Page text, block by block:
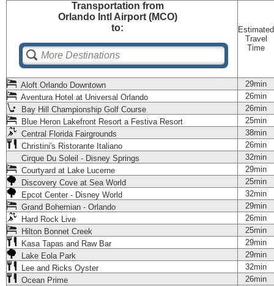
Transportation from
Orlando Intl Airport (MCO)
to:
Estimated
Travel
Time
Aloft Orlando Downtown
29min
Aventura Hotel at Universal Orlando
26min
Bay Hill Championship Golf Course
26min
Blue Heron Lakefront Resort a Festiva Resort
25min
Central Florida Fairgrounds
38min
Christini's Ristorante Italiano
26min
Cirque Du Soleil - Disney Springs
32min
Courtyard at Lake Lucerne
29min
Discovery Cove at Sea World
25min
Epcot Center - Disney World
32min
Grand Bohemian - Orlando
29min
Hard Rock Live
26min
Hilton Bonnet Creek
25min
Kasa Tapas and Raw Bar
29min
Lake Eola Park
29min
Lee and Ricks Oyster
32min
Ocean Prime
26min